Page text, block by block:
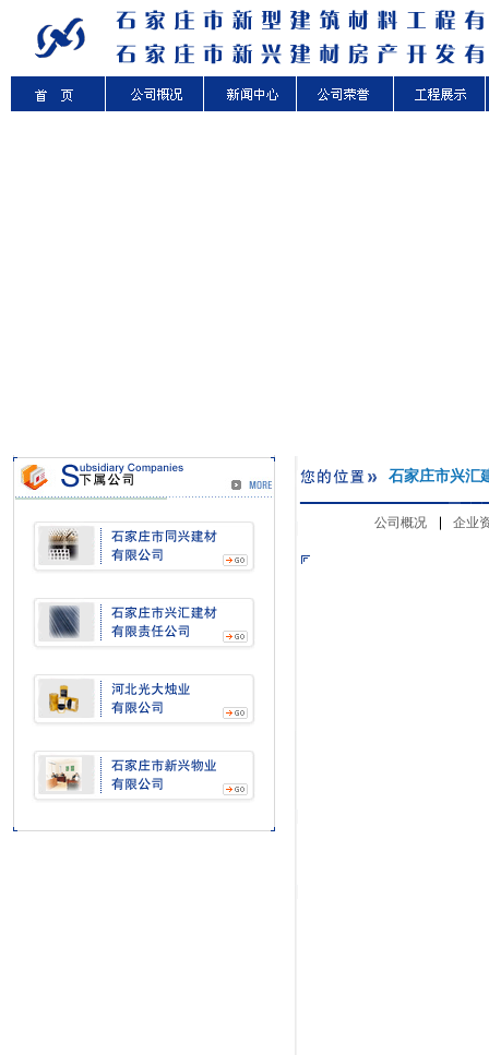
石家庄市兴汇
公司概况 企业